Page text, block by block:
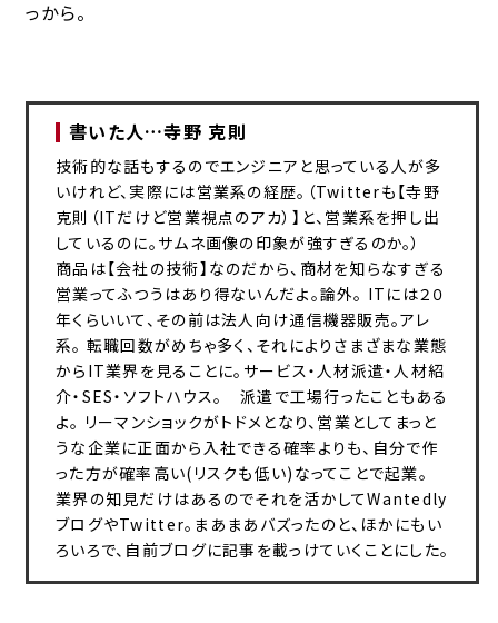
っから。
書いた人…寺野 克則
技術的な話もするのでエンジニアと思っている人が多
いけれど、実際には営業系の経歴。（Twitterも【寺野
克則（ITだけど営業視点のアカ）】と、営業系を押し出
しているのに。サムネ画像の印象が強すぎるのか。）
商品は【会社の技術】なのだから、商材を知らなすぎる
営業ってふつうはあり得ないんだよ。論外。 ITには２０
年くらいいて、その前は法人向け通信機器販売。アレ
系。 転職回数がめちゃ多く、それによりさまざまな業態
からIT業界を見ることに。サービス・人材派遣・人材紹
介・SES・ソフトハウス。 派遣で工場行ったこともある
よ。 リーマンショックがトドメとなり、営業としてまっと
うな企業に正面から入社できる確率よりも、自分で作
った方が確率高い(リスクも低い)なってことで起業。
業界の知見だけはあるのでそれを活かしてWantedly
ブログやTwitter。まあまあバズったのと、ほかにもい
ろいろで、自前ブログに記事を載っけていくことにした。